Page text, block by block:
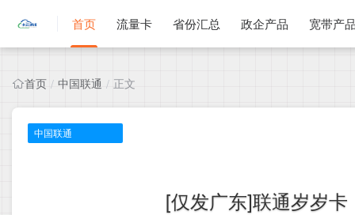
首页 流量卡 省份汇总 政企产品 宽带产
首页 / 中国联通 / 正文
中国联通
[仅发广东]联通岁岁